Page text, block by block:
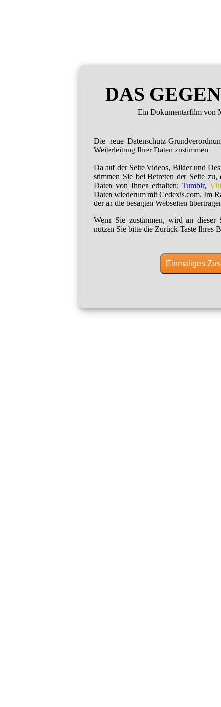
DAS
Ein Dokumentarfilm von
Die neue Datenschutz-
Weiterleitung Ihrer Daten zustimmen.
Da auf der Seite Videos, Bilder und
stimmen Sie bei Betreten der Seite zu,
Daten von Ihnen erhalten:Tumblr,
Daten wiederum mit Cedexis.com. Im
der an die besagten Webseiten
Wenn Sie zustimmen, wird an dieser
nutzen Sie bitte die Zurück-Taste Ihres
Einmaliges